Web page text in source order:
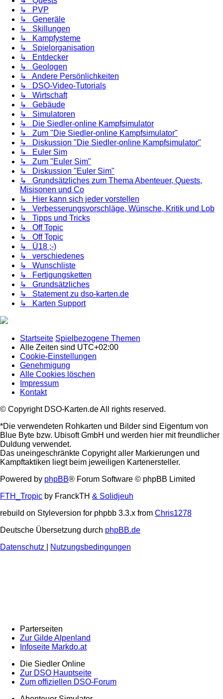
↳ PVP
↳ Generäle
↳ Skillungen
↳ Kampfysteme
↳ Spielorganisation
↳ Entdecker
↳ Geologen
↳ Andere Persönlichkeiten
↳ DSO-Video-Tutorials
↳ Wirtschaft
↳ Gebäude
↳ Simulatoren
↳ Die Siedler-online Kampfsimulator
↳ Zum "Die Siedler-online Kampfsimulator"
↳ Diskussion "Die Siedler-online Kampfsimulator"
↳ Euler Sim
↳ Zum "Euler Sim"
↳ Diskussion "Euler Sim"
↳ Grundsätzliches zum Thema Abenteuer, Quests,
Misisonen und Co
↳ Hier kann sich jeder vorstellen
↳ Verbesserungsvorschläge, Wünsche, Kritik und Lob
↳ Tipps und Tricks
↳ Off Topic
↳ Off Topic
↳ Ü18 ;-)
↳ verschiedenes
↳ Wunschliste
↳ Fertigungsketten
↳ Grundsätzliches
↳ Statement zu dso-karten.de
↳ Karten Support
Startseite Spielbezogene Themen
Alle Zeiten sind UTC+02:00
Cookie-Einstellungen
Genehmigung
Alle Cookies löschen
Impressum
Kontakt
© Copyright DSO-Karten.de All rights reserved.
*Die verwendeten Rohkarten und Bilder sind Eigentum von
Blue Byte bzw. Ubisoft GmbH und werden hier mit freundlicher
Duldung verwendet.
Das uneingeschränkte Copyright aller Markierungen und
Kampftaktiken liegt beim jeweiligen Kartenersteller.
Powered by phpBB® Forum Software © phpBB Limited
FTH_Tropic by FranckTH & Solidjeuh
rebuild on Styleversion for phpbb 3.3.x from Chris1278
Deutsche Übersetzung durch phpBB.de
Datenschutz
Nutzungsbedingungen
Parterseiten
Zur Gilde Alpenland
Infoseite Markdo.at
Die Siedler Online
Zur DSO Hauptseite
Zum offiziellen DSO-Forum